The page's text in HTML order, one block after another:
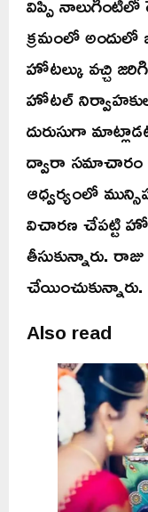
క్రమంలో అందులో
హోటల్కు వచ్చి
హోటల్
దురుసుగా
ద్వారా సమాచారం
ఆధ్వర్యంలో
విచారణ చేపట్టి
తీసుకున్నారు.
చేయించుకున్నారు.
Also read